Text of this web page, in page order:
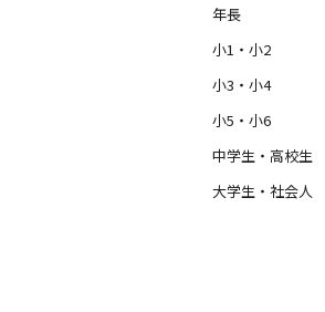
年長
小1・小2
小3・小4
小5・小6
中学生・高校生
大学生・社会人